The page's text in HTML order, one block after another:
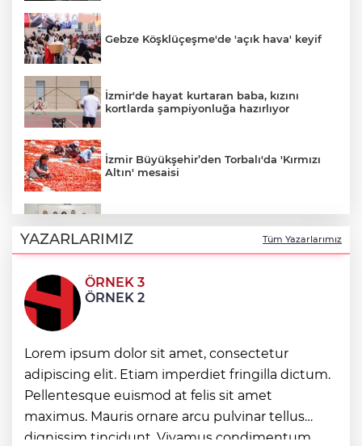
Gebze Köşklüçeşme'de 'açık hava' keyif
İzmir'de hayat kurtaran baba, kızını
kortlarda şampiyonluğa hazırlıyor
İzmir Büyükşehir’den Torbalı'da 'Kırmızı
Altın' mesaisi
başarıya imza attı
Kocaeli'de Dilovası Kent Meydanı hızlandı
Bursa Nilüfer’e 7 yeni park kazandırılıyor
İzmir Güzelbahçe Zabıtası'ndan kapsamlı
gıda denetimi
YAZARLARIMIZ Tüm Yazarlarımız
ÖRNEK 3
ÖRNEK 2
Lorem ipsum dolor sit amet, consectetur
adipiscing elit. Etiam imperdiet fringilla dictum.
Pellentesque euismod at felis sit amet
maximus. Mauris ornare arcu pulvinar tellus
dignissim tincidunt. Vivamus condimentum